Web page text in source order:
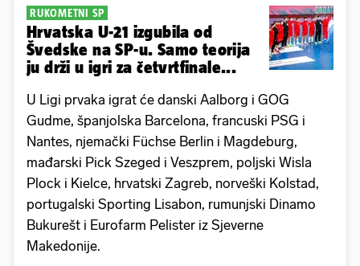
RUKOMETNI SP
Hrvatska U-21 izgubila od
Švedske na SP-u. Samo teorija
ju drži u igri za četvrtfinale...
U Ligi prvaka igrat će danski Aalborg i GOG
Gudme, španjolska Barcelona, ​​francuski PSG i
Nantes, njemački Füchse Berlin i Magdeburg,
mađarski Pick Szeged i Veszprem, poljski Wisla
Plock i Kielce, hrvatski Zagreb, norveški Kolstad,
portugalski Sporting Lisabon, rumunjski Dinamo
Bukurešt i Eurofarm Pelister iz Sjeverne
Makedonije.